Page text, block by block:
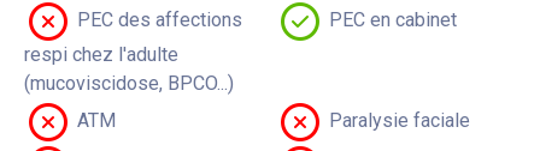
PEC des affections
respi chez l'adulte
(mucoviscidose, BPCO...)
PEC en cabinet
ATM
Paralysie faciale